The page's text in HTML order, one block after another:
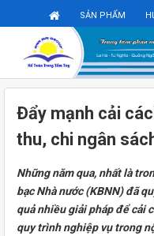
SẢN PHẨM
Ðẩy mạnh cải
thu, chi ngân
Những năm qua, nhất là
bạc Nhà nước (KBNN) đã
quả nhiều giải pháp để cải
quy trình nghiệp vụ trong